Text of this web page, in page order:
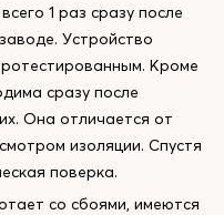
1 раз сразу после
Устройство
Кроме
сразу после
Она отличается от
изоляции. Спустя
поверка.
со сбоями, имеются